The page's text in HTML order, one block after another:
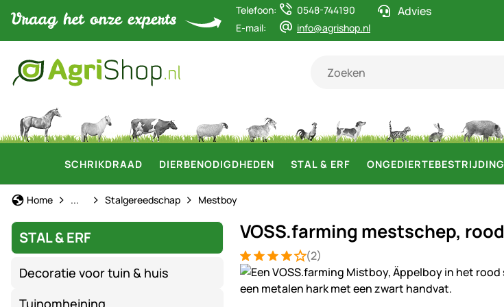
Telefoon:
0548-744190
E-mail:
info@agrishop.nl
Advies
SCHRIKDRAAD DIERBENODIGDHEDEN STAL & ERF ONGEDIERTEBESTRIJDING
Home Stal & Erf
... Stalgereedschap Mestboy
STAL & ERF
Decoratie voor tuin & huis
Tuinomheining
VOSS.farming mestschep, rood
Beoordeling: 4 van 5 (2 beoordelingen)
2 Bewertungen
(2)
Productgalerij